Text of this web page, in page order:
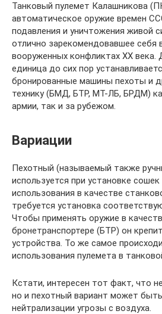
Танковый пулемет Калашникова
автоматическое оружие времен
подавления и уничтожения живой
отлично зарекомендовавшее себя
вооруженных конфликтах XX века.
единица до сих пор
бронированные машины пехоты и
технику (БМД, БТР, МТ-ЛБ, БРДМ)
армии, так и за рубежом.
Вариации
Пехотный (называемый также
используется при установке
использования в качестве
требуется установка
Чтобы применять оружие в
бронетранспортере (БТР) он
устройства. То же самое
использования пулемета в
Кстати, интересен тот факт, что
но и пехотный вариант может
нейтрализации угрозы с воздуха.